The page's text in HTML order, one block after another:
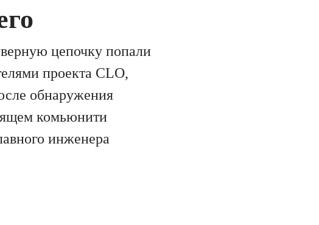
цепочку попали
проекта CLO,
обнаружения
комьюнити
инженера